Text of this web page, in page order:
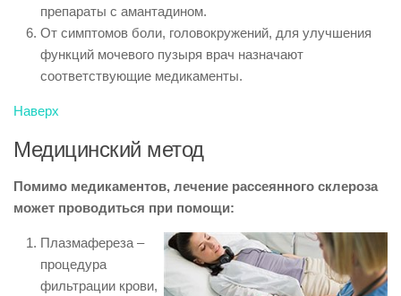
препараты с амантадином.
От симптомов боли, головокружений, для улучшения
функций мочевого пузыря врач назначают
соответствующие медикаменты.
Наверх
Медицинский метод
Помимо медикаментов, лечение рассеянного склероза
может проводиться при помощи:
Плазмафереза –
процедура
фильтрации крови,